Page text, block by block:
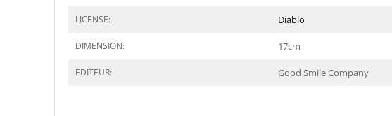
LICENSE: Diablo
DIMENSION: 17cm
EDITEUR: Good Smile Company